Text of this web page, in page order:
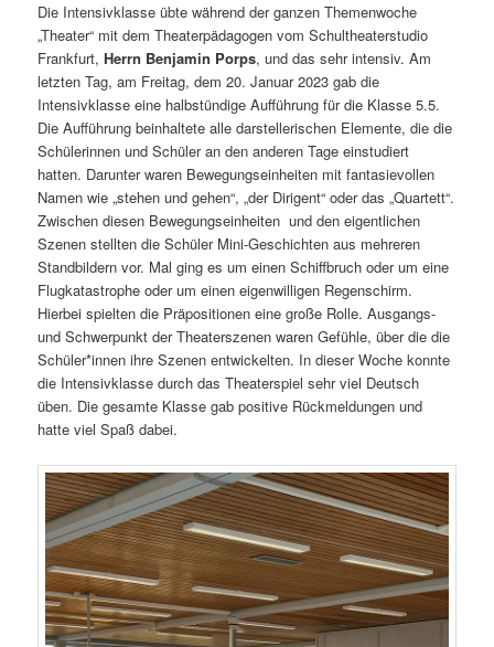
Die Intensivklasse übte während der ganzen Themenwoche
„Theater“ mit dem Theaterpädagogen vom Schultheaterstudio
Frankfurt,Herrn Benjamin Porps, und das sehr intensiv. Am
letzten Tag, am Freitag, dem 20. Januar 2023 gab die
Intensivklasse eine halbstündige Aufführung für die Klasse 5.5.
Die Aufführung beinhaltete alle darstellerischen Elemente, die die
Schülerinnen und Schüler an den anderen Tage einstudiert
hatten. Darunter waren Bewegungseinheiten mit fantasievollen
Namen wie „stehen und gehen“, „der Dirigent“ oder das „Quartett“.
Zwischen diesen Bewegungseinheiten und den eigentlichen
Szenen stellten die Schüler Mini-Geschichten aus mehreren
Standbildern vor. Mal ging es um einen Schiffbruch oder um eine
Flugkatastrophe oder um einen eigenwilligen Regenschirm.
Hierbei spielten die Präpositionen eine große Rolle. Ausgangs-
und Schwerpunkt der Theaterszenen waren Gefühle, über die die
Schüler*innen ihre Szenen entwickelten. In dieser Woche konnte
die Intensivklasse durch das Theaterspiel sehr viel Deutsch
üben. Die gesamte Klasse gab positive Rückmeldungen und
hatte viel Spaß dabei.